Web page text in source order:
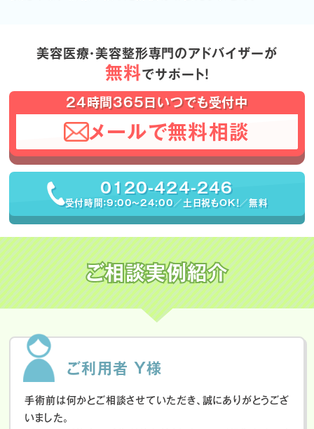
美容医療・美容整形専門のアドバイザーが
無料でサポート！
24時間365日いつでも受付中
メールで無料相談
0120-424-246
受付時間：9:00〜24:00／土日祝もOK！／無料
ご相談実例紹介
ご利用者 Y様
手術前は何かとご相談させていただき、誠にありがとうござ
いました。